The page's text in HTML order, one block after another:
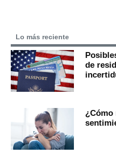
Lo más reciente
de
¿Cómo